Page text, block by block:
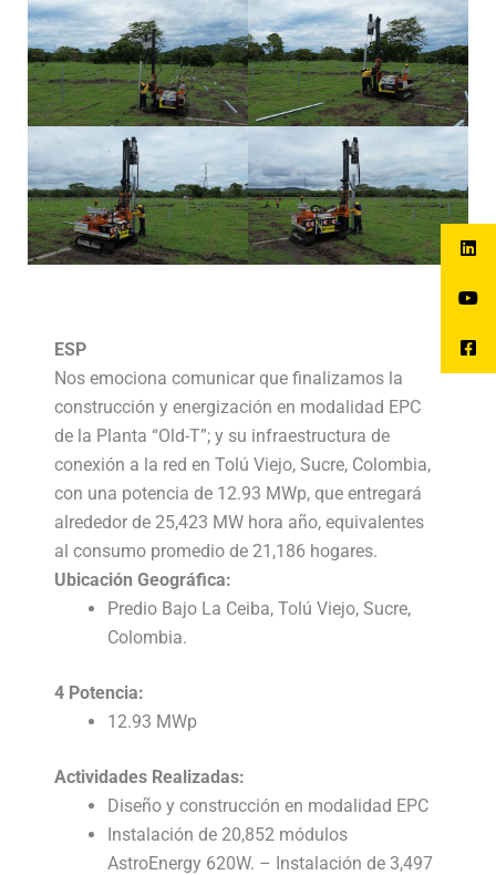
ESP
Nos emociona comunicar que finalizamos la
construcción y energización en modalidad EPC
de la Planta “Old-T”; y su infraestructura de
conexión a la red en Tolú Viejo, Sucre, Colombia,
con una potencia de 12.93 MWp, que entregará
alrededor de 25,423 MW hora año, equivalentes
al consumo promedio de 21,186 hogares.
Ubicación Geográfica:
Predio Bajo La Ceiba, Tolú Viejo, Sucre,
Colombia.
4 Potencia:
12.93 MWp
Actividades Realizadas:
Diseño y construcción en modalidad EPC
Instalación de 20,852 módulos
AstroEnergy 620W. – Instalación de 3,497